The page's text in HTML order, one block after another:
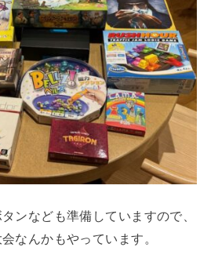
ンなども準備していますので、
なんかもやっています。